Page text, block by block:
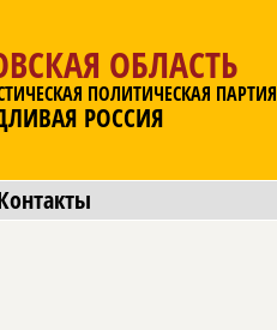
ОБЛАСТЬ
ПОЛИТИЧЕСКАЯ ПАРТИЯ
РОССИЯ